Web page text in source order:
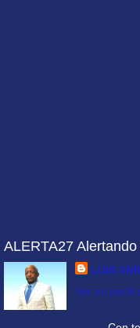
ALERTA27
LUIS
Ver mi perfil